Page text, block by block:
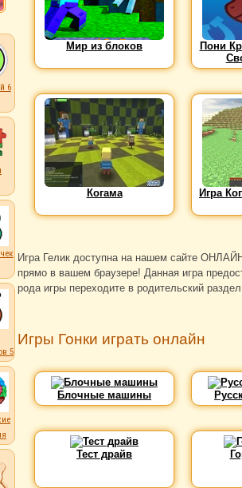
6
5
Мир из блоков
Пони
Когама Игра
Игра Гелик доступна на нашем сайте
прямо в вашем браузере! Данная игра
рода игры переходите в родительский
Игры Гонки играть онлайн
Блочные машины
Тест драйв